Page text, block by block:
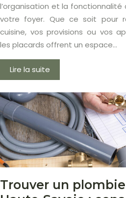
l’organisation et la
votre foyer. Que ce soit pour
cuisine, vos provisions ou vos
les placards offrent un espace…
Lire la suite
Trouver un